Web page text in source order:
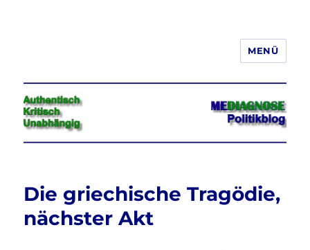
Jeder hat das Recht, seine
Meinung in Wort, Schrift und Bild
frei zu äußern und zu verbreiten
MENÜ
Die griechische Tragödie,
nächster Akt